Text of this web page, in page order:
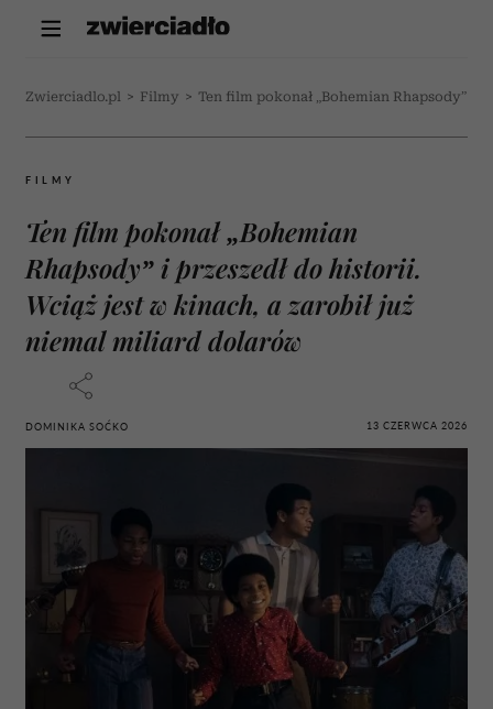
Zwierciadlo.pl > Filmy > Ten film pokonał „Bohemian Rhapsody” i
FILMY
Ten film pokonał „Bohemian
Rhapsody” i przeszedł do historii.
Wciąż jest w kinach, a zarobił już
niemal miliard dolarów
DOMINIKA SOĆKO 13 CZERWCA 2026